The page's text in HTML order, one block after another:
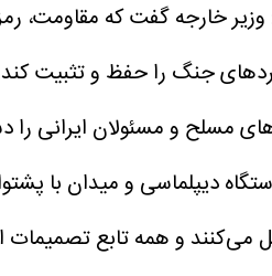
وزیر خارجه گفت که مقاومت،
جنگ را حفظ و تثبیت
مسلح و مسئولان ایرانی را
دیپلماسی و میدان با
می‌کنند و همه تابع